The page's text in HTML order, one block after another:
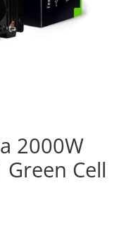
2000W
Cell